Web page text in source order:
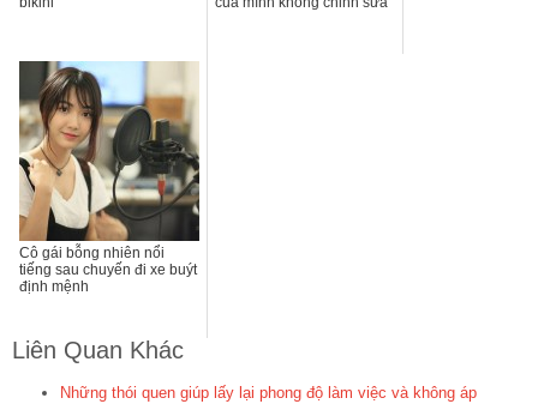
Cô gái bỗng nhiên nổi
tiếng sau chuyến đi xe buýt
định mệnh
Liên Quan Khác
Những thói quen giúp lấy lại phong độ làm việc và không áp